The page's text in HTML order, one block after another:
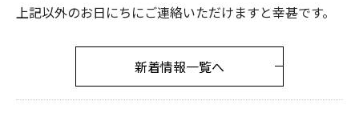
上記以外のお日にちにご連絡いただけますと幸甚です。
新着情報一覧へ